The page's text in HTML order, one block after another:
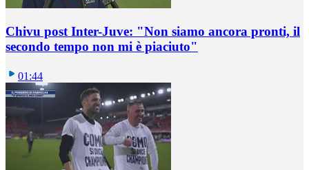
Chivu post Inter-Juve: "Non siamo ancora pronti, il
secondo tempo non mi è piaciuto"
01:44